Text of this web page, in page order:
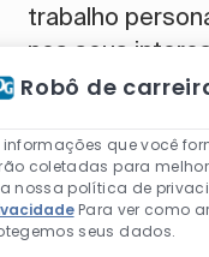
trabalho
nos seus
Robô de
informações que você
coletadas para
nossa política de
Para ver como
seus dados.